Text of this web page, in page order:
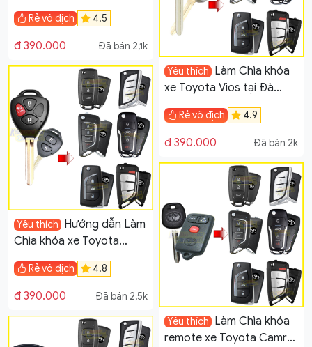
Toyota Wigo
Rẻ vô địch 4.5
đ 390.000 Đã bán 2,1k
Yêu thích Làm Chìa khóa
xe Toyota Vios tại Đà
Nẵng
Rẻ vô địch 4.9
đ 390.000 Đã bán 2k
Yêu thích Hướng dẫn Làm
Chìa khóa xe Toyota
Innova, Fortuner, Vios,
Hilux, Corolla Altis
Rẻ vô địch 4.8
đ 390.000 Đã bán 2,5k
Yêu thích Làm Chìa khóa
remote xe Toyota Camry